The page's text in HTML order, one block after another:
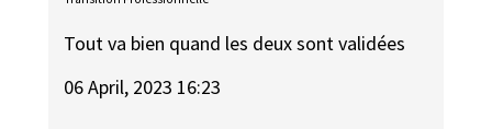
Tout va bien quand les deux sont validées
06 April, 2023 16:23